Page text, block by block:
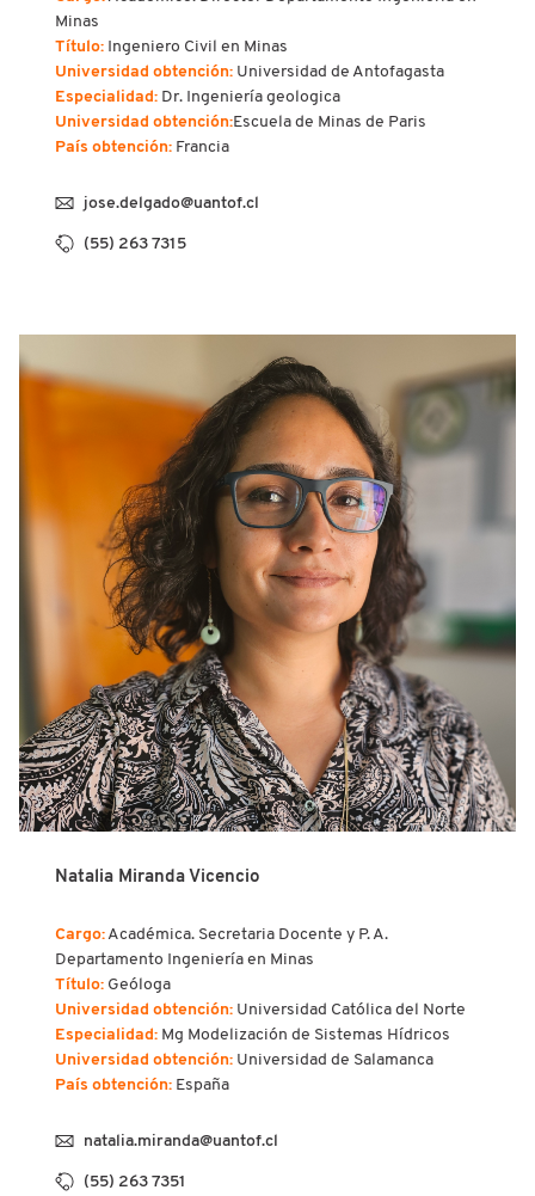
Minas
Título: Ingeniero Civil en Minas
Universidad obtención: Universidad de Antofagasta
Especialidad: Dr. Ingeniería geologica
Universidad obtención:Escuela de Minas de Paris
País obtención: Francia
jose.delgado@uantof.cl
(55) 263 7315
Natalia Miranda Vicencio
Cargo: Académica. Secretaria Docente y P. A.
Departamento Ingeniería en Minas
Título: Geóloga
Universidad obtención: Universidad Católica del Norte
Especialidad: Mg Modelización de Sistemas Hídricos
Universidad obtención: Universidad de Salamanca
País obtención: España
natalia.miranda@uantof.cl
(55) 263 7351